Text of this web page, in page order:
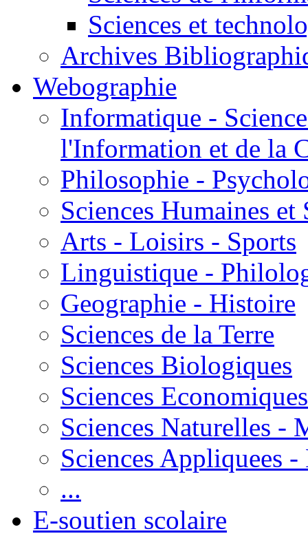
Sciences et
Archives
Webographie
Informatique -
l'Information et de la
Philosophie -
Sciences Humaines et
Arts - Loisirs - Sports
Linguistique -
Geographie - Histoire
Sciences de la Terre
Sciences Biologiques
Sciences Economiques
Sciences Naturelles -
Sciences Appliquees
...
E-soutien scolaire